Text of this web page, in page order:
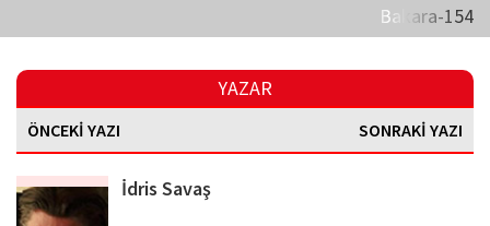
Bakara-154
YAZAR
ÖNCEKİ YAZI SONRAKİ YAZI
İdris Savaş